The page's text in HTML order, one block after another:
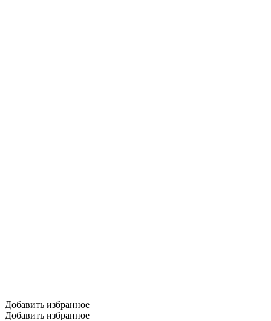
Добавить избранное
Добавить избранное